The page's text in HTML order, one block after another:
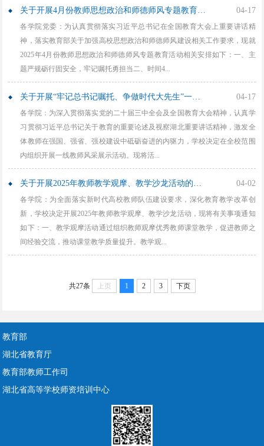
04-17
各学院党委：为认真贯彻落实习近平总书记在全国教育大会上重要讲话精
神，落实教育部关于加强高校思想政治和师德师风建设相关工作要求，现就
2025年4月份教师思想政治和师德师风专题教育活动相关安排如下：一、主
题严规砺行固安全，牢记嘱托勇担当二、时间4...
04-17
各学院：为深入贯彻落实党的二十届三中全会及全国教育大会精神，认真学
习贯彻习近平总书记关于教育的重要论述及视察湖北重要讲话精神，激发全
体教师在强国、强省、强校建设中砥砺奋进的内驱力，学校决定在全校范围
内组织开展一线教师风采展示活动。现将活...
04-02
各学院：为全面落实新时代高校教师队伍建设要求，深化教育教学改革创
新，学校决定开展2025年教师教学观摩、教学沙龙活动，现将有关事项通知
如下：一、教学观摩活动通过组织教师观摩优秀教师课堂教学，促进教师之
间经验交流，推动课堂教学质量提升。教学观...
共27条 上页 1 2 3 下页
教育部
湖北省教育厅
教育部教师工作司
湖北省高等学校师资培训中心